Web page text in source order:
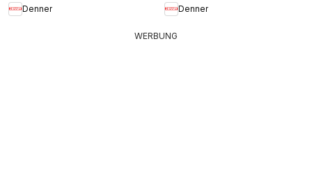
Denner
Denner
WERBUNG